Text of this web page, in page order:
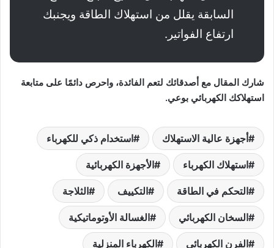
السابقة يقلل من استهلاك الطاقة ويجنبك
ارتفاع الفواتير.
شارك المقال مع أصدقائك لتعم الفائدة، واحرص دائمًا على متابعة
استهلاكك الكهربائي بوعي.
أجهزة عالية الاستهلاك استخدام ذكي للكهرباء
استهلاك الكهرباء الأجهزة الكهربائية
التحكم في الطاقة التكييف الثلاجة
السخان الكهربائي الغسالة الأوتوماتيكية
الفرن الكهربائي الكهرباء المنزلية